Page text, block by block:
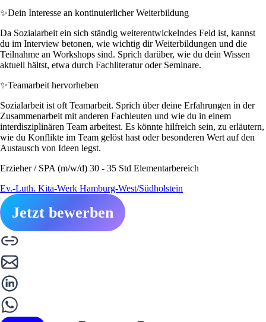
✨Dein Interesse an kontinuierlicher Weiterbildung
Da Sozialarbeit ein sich ständig weiterentwickelndes Feld ist, kannst
du im Interview betonen, wie wichtig dir Weiterbildungen und die
Teilnahme an Workshops sind. Sprich darüber, wie du dein Wissen
aktuell hältst, etwa durch Fachliteratur oder Seminare.
✨Teamarbeit hervorheben
Sozialarbeit ist oft Teamarbeit. Sprich über deine Erfahrungen in der
Zusammenarbeit mit anderen Fachleuten und wie du in einem
interdisziplinären Team arbeitest. Es könnte hilfreich sein, zu erläutern,
wie du Konflikte im Team gelöst hast oder besonderen Wert auf den
Austausch von Ideen legst.
Erzieher / SPA (m/w/d) 30 - 35 Std Elementarbereich
Ev.-Luth. Kita-Werk Hamburg-West/Südholstein
Jetzt bewerben